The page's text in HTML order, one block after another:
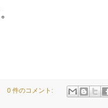
0 件のコメント: